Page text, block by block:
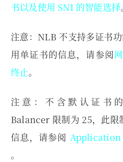
书以及使用 SNI 的智能选择。
注意：NLB 不支持多证书
用单证书的信息，请参阅
终止。
注意：不含默认证书
Balancer 限制为 25，此限
信息，请参阅 Application
。